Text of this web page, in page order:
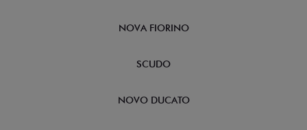
NOVA FIORINO
SCUDO
NOVO DUCATO